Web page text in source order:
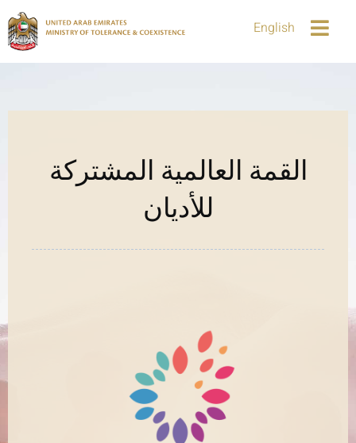
English
القمة العالمية المشتركة
للأديان